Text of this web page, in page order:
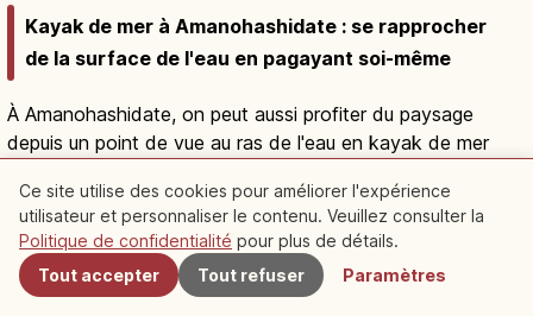
Kayak de mer à Amanohashidate : se rapprocher
de la surface de l'eau en pagayant soi-même
À Amanohashidate, on peut aussi profiter du paysage
depuis un point de vue au ras de l'eau en kayak de mer
Des programmes encadrés par un instructeur sont
proposés, avec location de combinaison et de chaussures
: même les débutants peuvent ainsi se lancer dans cette
activité nautique s'ils remplissent les conditions de
À proximité
Ce site utilise des cookies pour améliorer l'expérience
utilisateur et personnaliser le contenu. Veuillez consulter la
Politique de confidentialité pour plus de détails.
Tout accepter
Tout refuser Paramètres